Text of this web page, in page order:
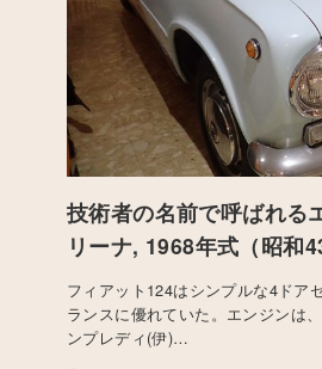
技術者の名前で呼ばれる
リーナ, 1968年式（昭和
フィアット124はシンプルな4ドア
ランスに優れていた。エンジンは
ンプレディ(伊)…